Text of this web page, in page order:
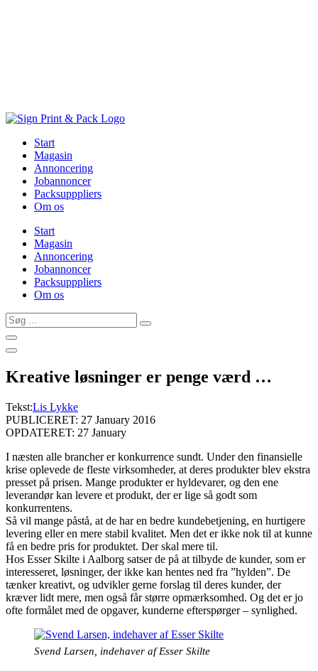
Start
Magasin
Annoncering
Jobannoncer
Packsupppliers
Om os
Start
Magasin
Annoncering
Jobannoncer
Packsupppliers
Om os
Søg
…
Kreative løsninger er penge værd …
Tekst:Lis Lykke
PUBLICERET: 27 January 2016
OPDATERET: 27 January
I næsten alle brancher er konkurrence sundt. Under den finansielle
krise oplevede de fleste virksomheder, at deres produkter blev ekstra
presset på prisen. Mange produkter er hyldevarer, og den ene
leverandør kan levere et produkt, der er lige så godt som
konkurrentens.
Så vil mange påstå, at de har en bedre kundebetjening, en hurtigere
levering eller en mere stabil kvalitet. Men det er ikke nok til at kunne
få en bedre pris for produktet. Der skal mere til.
Hos Esser Skilte i Aalborg satser de på at tilbyde de kunder, som er
interesseret, løsninger, der ikke kan hentes ned fra ”hylden”. De
tænker kreativt, og udvikler gerne forslag til deres kunder, der
kræver lidt mere, men også får større opmærksomhed. Og det er jo
ofte formålet med de opgaver, kunderne efterspørger – synlighed.
Svend Larsen, indehaver af Esser Skilte